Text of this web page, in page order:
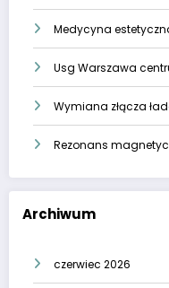
Medycyna
Usg Warszawa
Wymiana złącza
Rezonans
Archiwum
czerwiec 2026